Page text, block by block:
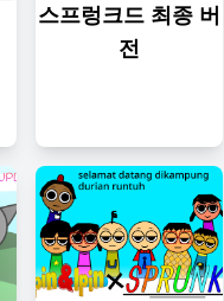
스프렁크드 최종 버
전